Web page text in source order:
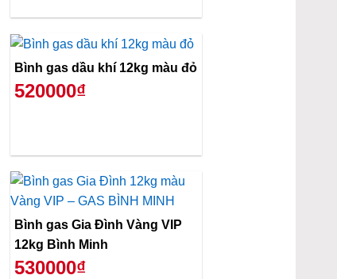
Bình gas dầu khí 12kg màu đỏ
520000₫
Bình gas Gia Đình Vàng VIP
12kg Bình Minh
530000₫